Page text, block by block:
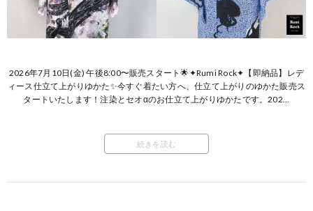
2026年7月10日(金) 午後8:00〜販売スタート🌟✦Rumi Rock✦【即納品】レデ
ィース仕立て上がりゆかた✨今すぐ着たい方へ、仕立て上がりのゆかた販売ス
タートいたします！注染とセオαのお仕立て上がりゆかたです。202...
続きを読む